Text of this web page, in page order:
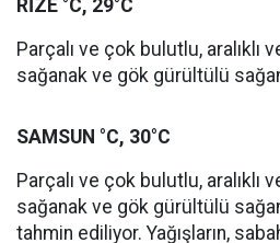
RİZE °C, 29°C
Parçalı ve çok bulutlu, aralıklı
sağanak ve gök gürültülü
SAMSUN °C, 30°C
Parçalı ve çok bulutlu, aralıklı
sağanak ve gök gürültülü
tahmin ediliyor. Yağışların,